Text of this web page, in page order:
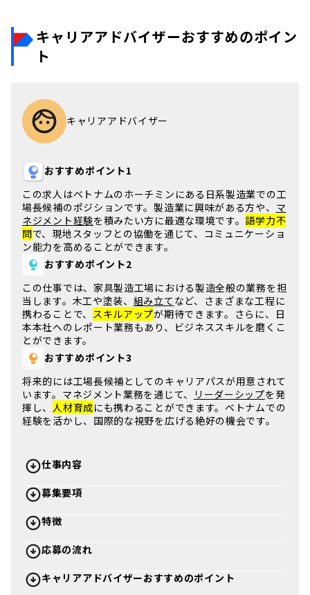
キャリアアドバイザーおすすめのポイン
ト
キャリアアドバイザー
おすすめポイント1
この求人はベトナムのホーチミン にある日系製造業での工
場長候補のポジションです。製造業に興味がある方や、 マ
ネジメント経験を積みたい方に最適な環境です。 語学力不
問で、現地スタッフとの協働を通じて、 コミュニケーショ
ン能力を高めることができます。
おすすめポイント2
この仕事では、 家具製造工場 における製造全般の業務を担
当します。 木工や塗装、 組み立て など、さまざまな工程に
携わることで、
スキルアップが期待できます。さらに、
日
本本社へのレポート業務もあり、 ビジネススキルを磨くこ
とができます。
おすすめポイント3
将来的には工場長候補としてのキャリアパスが用意されて
います。 マネジメント業務を通じて、 リーダーシップを発
揮し、 人材育成にも携わることができます。 ベトナムでの
経験を活かし、 国際的な視野を広げる絶好の機会です。
仕事内容
募集要項
特徴
応募の流れ
キャリアアドバイザーおすすめのポイント